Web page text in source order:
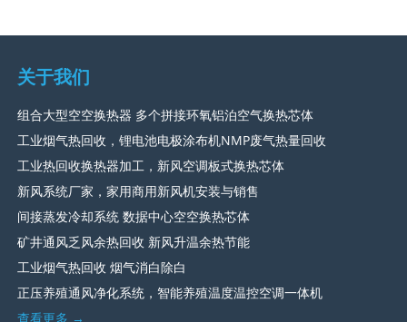
关于我们
组合大型空空换热器 多个拼接环氧铝泊空气换热芯体
工业烟气热回收，锂电池电极涂布机NMP废气热量回收
工业热回收换热器加工，新风空调板式换热芯体
新风系统厂家，家用商用新风机安装与销售
间接蒸发冷却系统 数据中心空空换热芯体
矿井通风乏风余热回收 新风升温余热节能
工业烟气热回收 烟气消白除白
正压养殖通风净化系统，智能养殖温度温控空调一体机
查看更多 →